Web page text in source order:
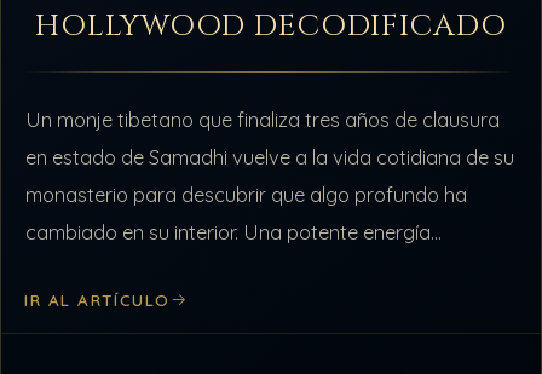
HOLLYWOOD DECODIFICADO
Un monje tibetano que finaliza tres años de clausura
en estado de Samadhi vuelve a la vida cotidiana de su
monasterio para descubrir que algo profundo ha
cambiado en su interior. Una potente energía
IR AL ARTÍCULO